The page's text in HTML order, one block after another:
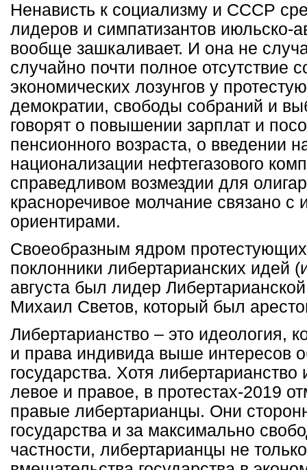
Ненависть к социализму и СССР
лидеров и симпатизантов июльско-
вообще зашкаливает. И она не
случайно почти полное отсутствие
экономических лозунгов у
демократии, свободы собраний и
говорят о повышении зарплат и
пенсионного возраста, о введении
национализации нефтегазового
справедливом возмездии для
красноречивое молчание связано с
ориентирами.
Своеобразным ядром
поклонники либертарианских идей
августа был лидер
Михаил Светов, который был
Либертарианство – это идеология,
и права индивида выше интересов
государства. Хотя
левое и правое, в протестах-2019
правые либертарианцы. Они
государства и за максимально
частности, либертарианцы не